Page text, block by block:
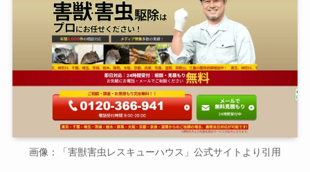
画像：「害獣害虫レスキューハウス」公式サイトより引用